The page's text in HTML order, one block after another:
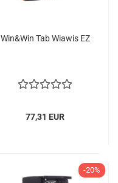
Win&Win Tab Wiawis EZ
77,31 EUR
-20%